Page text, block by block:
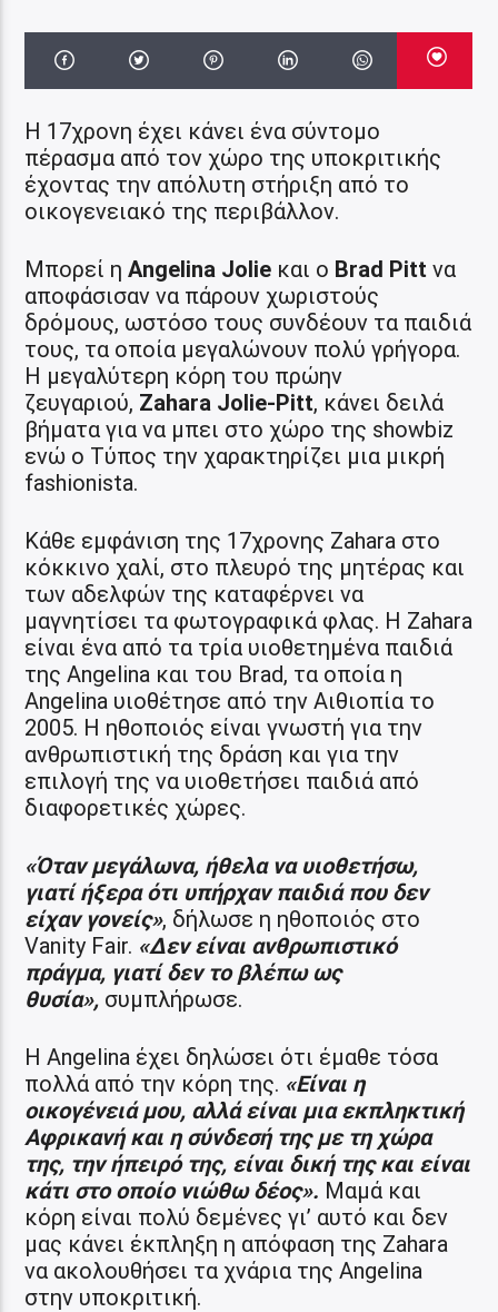
Η 17χρονη έχει κάνει ένα σύντομο
πέρασμα από τον χώρο της υποκριτικής
έχοντας την απόλυτη στήριξη από το
οικογενειακό της περιβάλλον.
Μπορεί ηAngelina Jolie και ο Brad Pitt να
αποφάσισαν να πάρουν χωριστούς
δρόμους, ωστόσο τους συνδέουν τα παιδιά
τους, τα οποία μεγαλώνουν πολύ γρήγορα.
Η μεγαλύτερη κόρη του πρώην
ζευγαριού, Zahara Jolie-Pitt, κάνει δειλά
βήματα για να μπει στο χώρο της showbiz
ενώ ο Τύπος την χαρακτηρίζει μια μικρή
fashionista.
Κάθε εμφάνιση της 17χρονης Zahara στο
κόκκινο χαλί, στο πλευρό της μητέρας και
των αδελφών της καταφέρνει να
μαγνητίσει τα φωτογραφικά φλας. Η Zahara
είναι ένα από τα τρία υιοθετημένα παιδιά
της Angelina και του Brad, τα οποία η
Angelina υιοθέτησε από την Αιθιοπία το
2005. Η ηθοποιός είναι γνωστή για την
ανθρωπιστική της δράση και για την
επιλογή της να υιοθετήσει παιδιά από
διαφορετικές χώρες.
«Όταν μεγάλωνα, ήθελα να υιοθετήσω,
γιατί ήξερα ότι υπήρχαν παιδιά που δεν
είχαν γονείς», δήλωσε η ηθοποιός στο
Vanity Fair. «Δεν είναι ανθρωπιστικό
πράγμα, γιατί δεν το βλέπω ως
θυσία», συμπλήρωσε.
Η Angelina έχει δηλώσει ότι έμαθε τόσα
πολλά από την κόρη της. «Είναι η
οικογένειά μου, αλλά είναι μια εκπληκτική
Αφρικανή και η σύνδεσή της με τη χώρα
της, την ήπειρό της, είναι δική της και είναι
κάτι στο οποίο νιώθω δέος». Μαμά και
κόρη είναι πολύ δεμένες γι’ αυτό και δεν
μας κάνει έκπληξη η απόφαση της Zahara
να ακολουθήσει τα χνάρια της Angelina
στην υποκριτική.